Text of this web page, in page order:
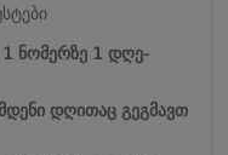
1 ნომერზე 1 დღე-
დღითაც გეგმავთ